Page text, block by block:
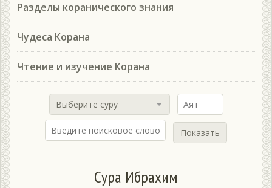
Разделы коранического знания
Чудеса Корана
Чтение и изучение Корана
Выберите суру
Показать
Сура Ибрахим